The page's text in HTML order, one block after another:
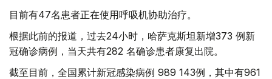
目前有47名患者正在使用呼吸机协助治疗。
根据此前的报道，过去24小时，哈萨克斯坦新增373 例新
冠确诊病例，当天共有282 名确诊患者康复出院。
截至目前，全国累计新冠感染病例 989 143例，其中有961